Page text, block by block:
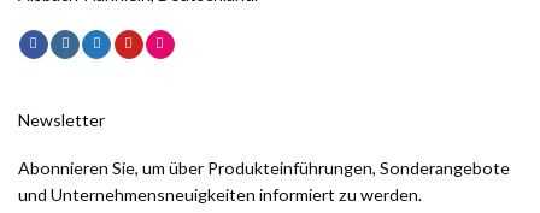
Newsletter
Abonnieren Sie, um über Produkteinführungen, Sonderangebote
und Unternehmensneuigkeiten informiert zu werden.